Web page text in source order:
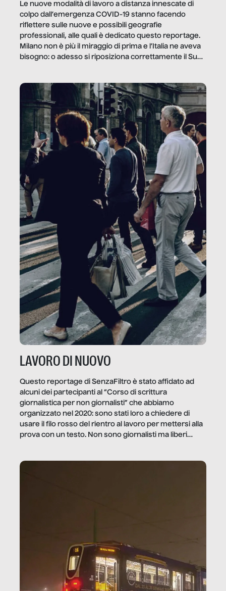
Le nuove modalità di lavoro a distanza innescate di
colpo dall’emergenza COVID-19 stanno facendo
riflettere sulle nuove e possibili geografie
professionali, alle quali è dedicato questo reportage.
Milano non è più il miraggio di prima e l’Italia ne aveva
bisogno: o adesso si riposiziona correttamente il Sud
LAVORO DI NUOVO
Questo reportage di SenzaFiltro è stato affidato ad
alcuni dei partecipanti al “Corso di scrittura
giornalistica per non giornalisti” che abbiamo
organizzato nel 2020: sono stati loro a chiedere di
usare il filo rosso del rientro al lavoro per mettersi alla
prova con un testo. Non sono giornalisti ma liberi